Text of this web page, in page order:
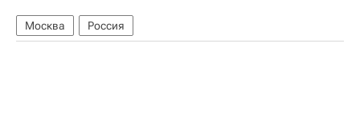
Москва Россия